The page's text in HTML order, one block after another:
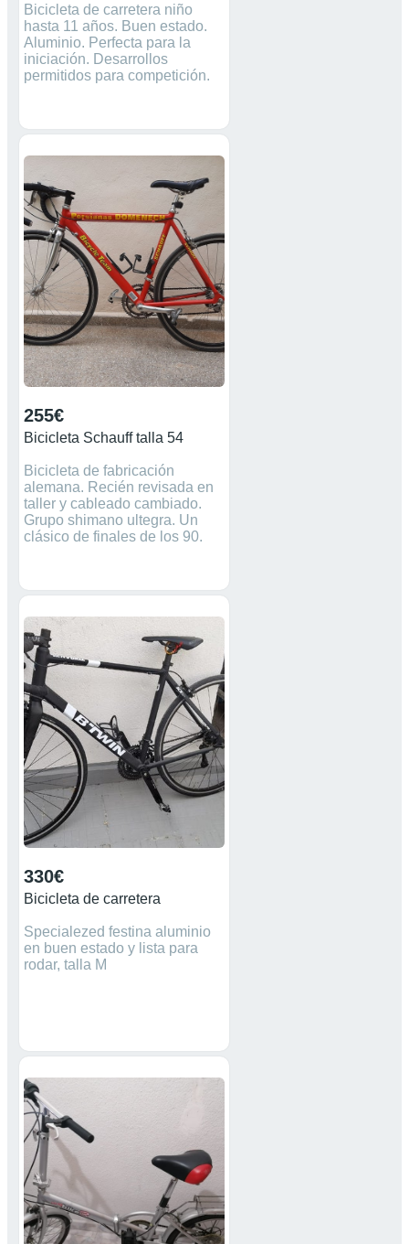
Bicicleta de carretera niño
hasta 11 años. Buen estado.
Aluminio. Perfecta para la
iniciación. Desarrollos
permitidos para competición.
255€
Bicicleta Schauff talla 54
Bicicleta de fabricación
alemana. Recién revisada en
taller y cableado cambiado.
Grupo shimano ultegra. Un
clásico de finales de los 90.
330€
Bicicleta de carretera
Specialezed festina aluminio
en buen estado y lista para
rodar, talla M